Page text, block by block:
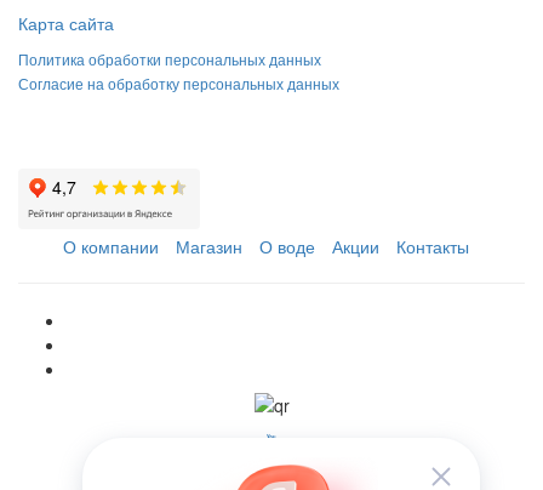
Карта сайта
Политика обработки персональных данных
Согласие на обработку персональных данных
О компании Магазин О воде Акции Контакты